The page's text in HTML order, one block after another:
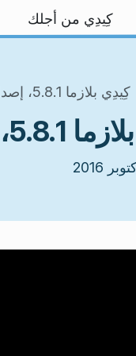
كِيدِي من أجلك
كِيدِي بلازما 5.8.1، إصدارة إصلاح العلل لأكتوبر
العلل لأكتوبر